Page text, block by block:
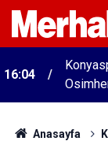
16:04
Anasayfa